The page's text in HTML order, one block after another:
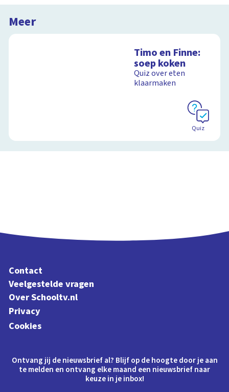
Meer
Timo en Finne:
soep koken
Quiz over eten
klaarmaken
Quiz
Contact
Veelgestelde vragen
Over Schooltv.nl
Privacy
Cookies
Ontvang jij de nieuwsbrief al? Blijf op de hoogte door je aan
te melden en ontvang elke maand een nieuwsbrief naar
keuze in je inbox!